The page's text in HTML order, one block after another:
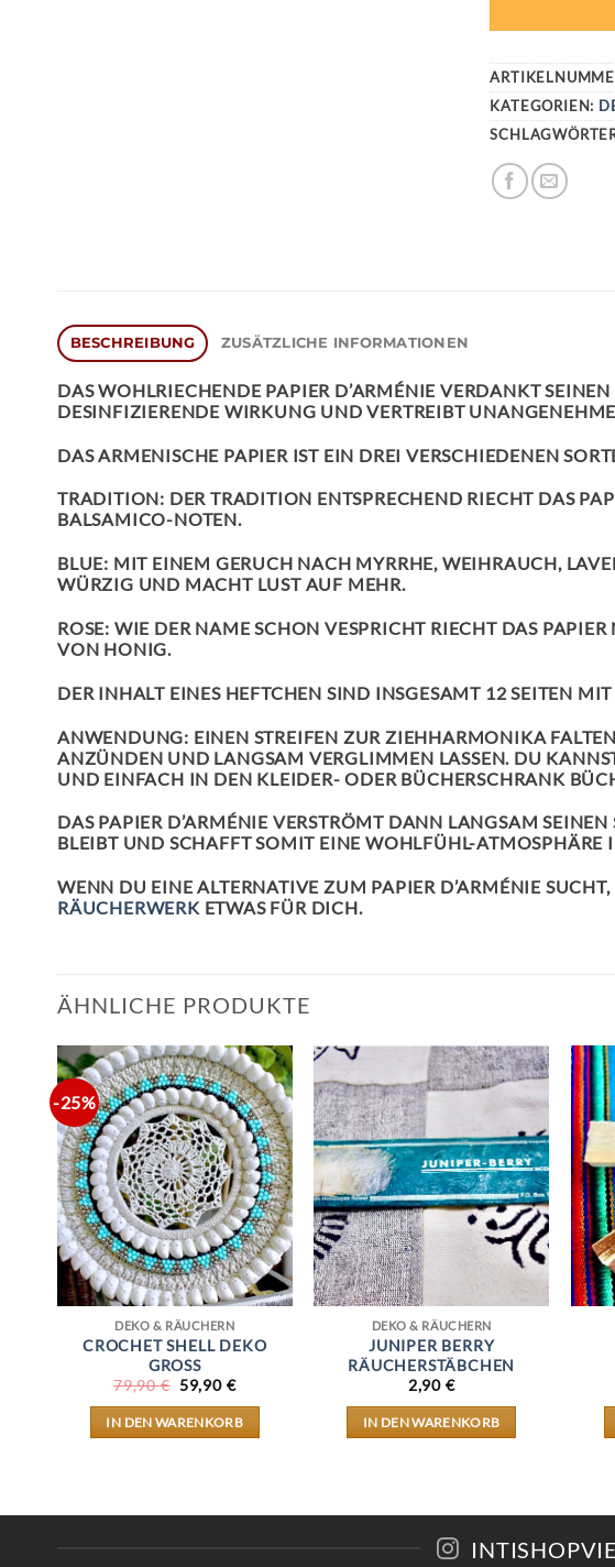
KATEGORIEN:
BESCHREIBUNG ZUSÄTZLICHE INFORMATIONEN
DAS WOHLRIECHENDE PAPIER D’ARMÉNIE VERDANKT
DESINFIZIERENDE WIRKUNG UND VERTREIBT
DAS ARMENISCHE PAPIER IST EIN DREI VERSCHIEDENEN
TRADITION: DER TRADITION ENTSPRECHEND RIECHT DAS
ALSAMICO-NOTEN.
BLUE: MIT EINEM GERUCH NACH MYRRHE, WEIHRAUCH,
WÜRZIG UND MACHT LUST AUF MEHR.
ROSE: WIE DER NAME SCHON VESPRICHT RIECHT DAS
VON HONIG.
DER INHALT EINES HEFTCHEN SIND INSGESAMT 12 SEITEN
ANWENDUNG: EINEN STREIFEN ZUR ZIEHHARMONIKA
ANZÜNDEN UND LANGSAM VERGLIMMEN LASSEN. DU
UND EINFACH IN DEN KLEIDER- ODER BÜCHERSCHRANK
DAS PAPIER D’ARMÉNIE VERSTRÖMT DANN LANGSAM
BLEIBT UND SCHAFFT SOMIT EINE WOHLFÜHL-ATMOSPHÄRE
WENN DU EINE ALTERNATIVE ZUM PAPIER D’ARMÉNIE
RÄUCHERWERKETWAS FÜR DICH.
ÄHNLICHE PRODUKTE
-25%
DEKO & RÄUCHERN
CROCHET SHELL DEKO
GROSS
79,90€ URSPRÜNGLICHER
PREIS
WAR:
79,90 €
59,90 €AKTUELLER
IST:
59,90 €.
IN DEN WARENKORB
DEKO & RÄUCHERN
JUNIPER BERRY
RÄUCHERSTÄBCHEN
2,90 €
IN DEN WARENKORB